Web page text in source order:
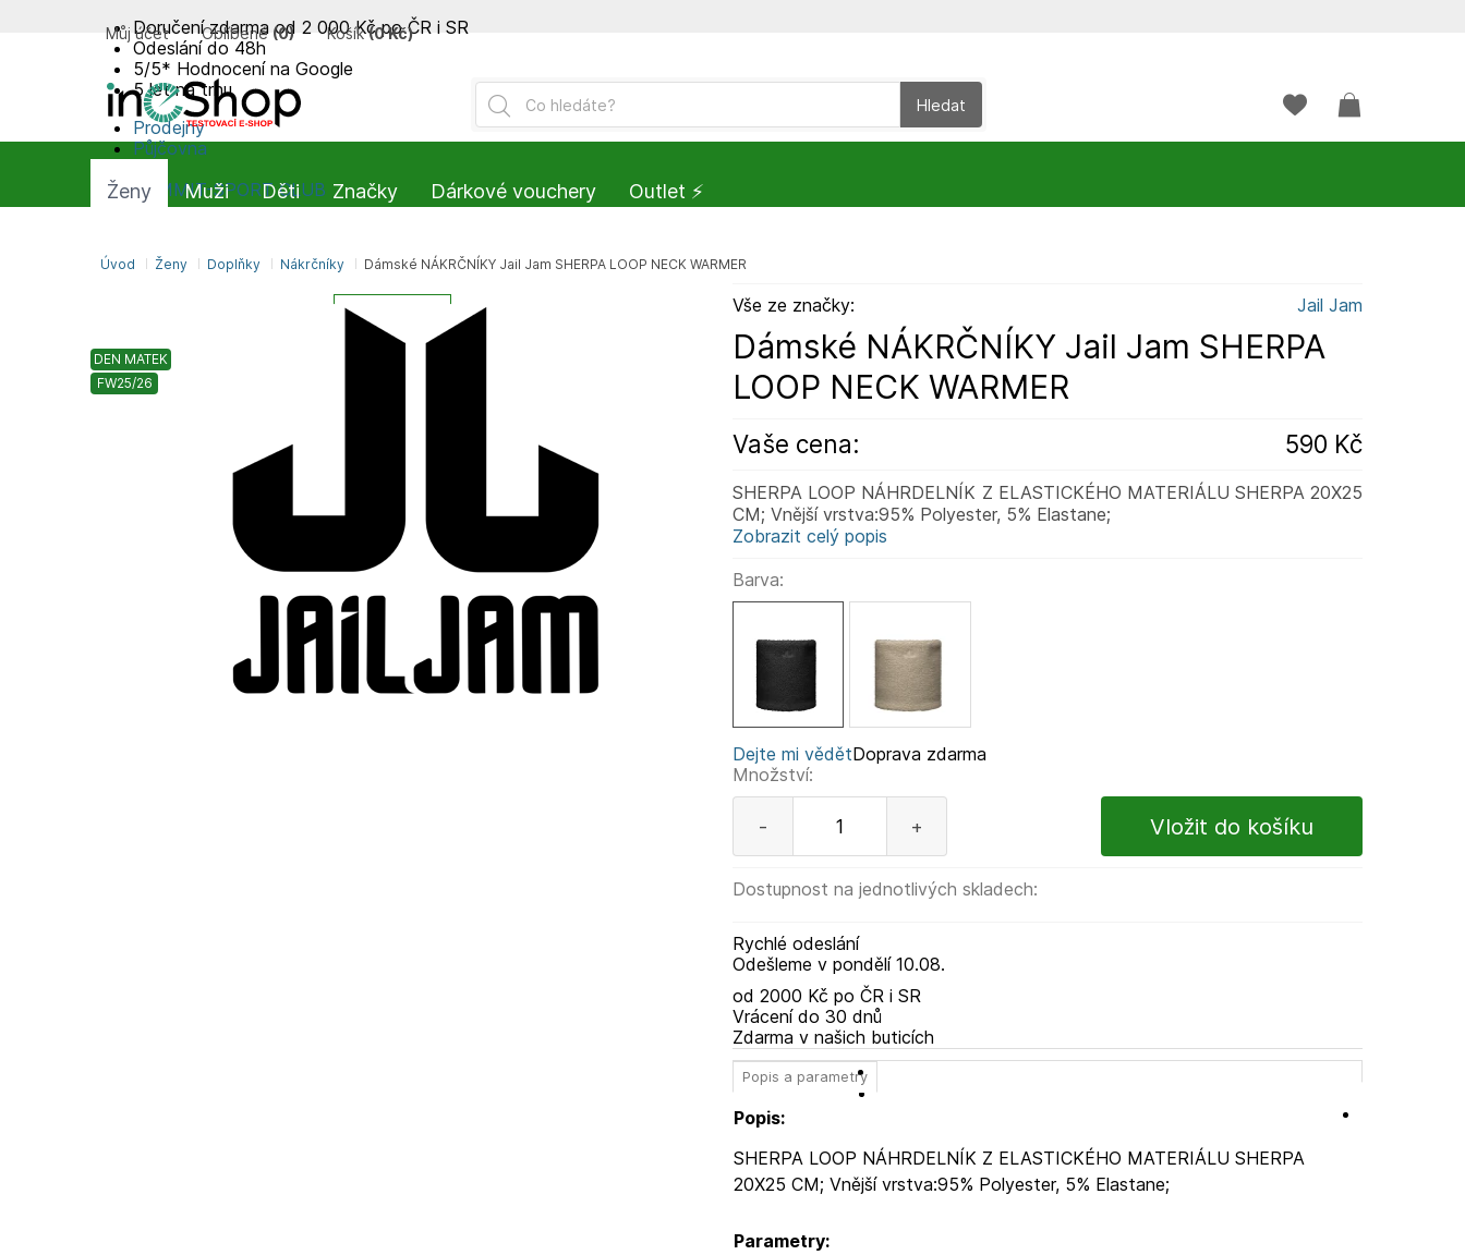
DEN MATEK
FW25/26
Vše ze značky: Jail Jam
Dámské NÁKRČNÍKY Jail Jam SHERPA
LOOP NECK WARMER
Vaše cena: 590 Kč
SHERPA LOOP NÁHRDELNÍK Z ELASTICKÉHO MATERIÁLU SHERPA 20X25
CM; Vnější vrstva:95% Polyester, 5% Elastane;
Zobrazit celý popis
Barva:
Dejte mi vědět
Množství:
- +
Dostupnost na jednotlivých skladech:
Rychlé odeslání
Odešleme v pondělí10.08.
Doprava zdarma
od 2000 Kč po ČR i SR
Vrácení do 30 dnů
Zdarma v našich buticích
Popis a parametry
Popis:
SHERPA LOOP NÁHRDELNÍK Z ELASTICKÉHO MATERIÁLU SHERPA
20X25 CM; Vnější vrstva:95% Polyester, 5% Elastane;
Parametry:
Doručení zdarma od 2 000 Kč po ČR i SR
Odeslání do 48h
5/5* Hodnocení na Google
5 let na trhu
Prodejny
Půjčovna
SUMMIT-SPORT CLUB
Hledat
Můj účet Oblíbené (0) Košík (0 Kč)
Úvod Ženy Doplňky Nákrčníky Dámské NÁKRČNÍKY Jail Jam SHERPA LOOP NECK WARMER
Ženy Muži Děti Značky Dárkové vouchery Outlet ⚡️